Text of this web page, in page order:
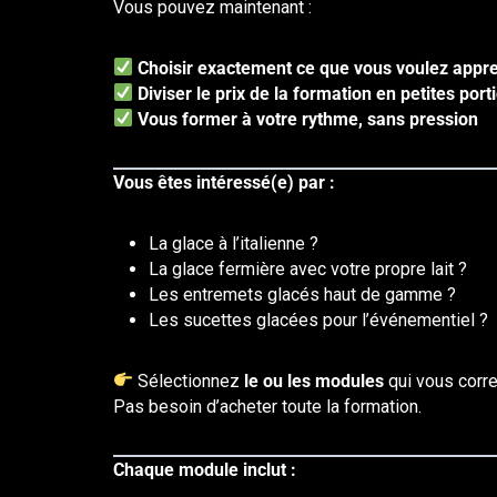
Vous pouvez maintenant :
Choisir exactement ce que vous voulez
Diviser leprix de la formation en petites
Vous former à votre rythme, sans pression
Vous êtes intéressé(e) par :
La glace à l’italienne ?
La glace fermière avec votre propre lait ?
Les entremets glacés haut de gamme ?
Les sucettes glacées pour l’événementiel ?
Sélectionnez le ou les modules qui vous
Pas besoin d’acheter toute la formation.
Chaque module inclut :